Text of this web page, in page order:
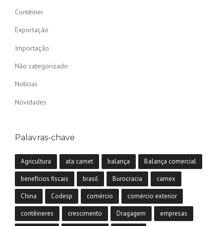
Contêiner
Exportação
Importação
Não categorizado
Notícias
Novidades
Palavras-chave
Agricultura ata carnet balança Balança comercial
benefícios fiscais brasil Burocracia camex
China Codesp comércio comércio exterior
contêineres crescimento Dragagem empresas